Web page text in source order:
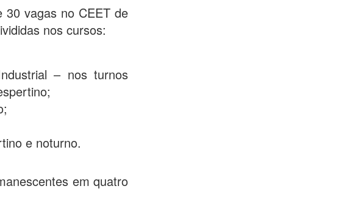
30 vagas no CEET de
nos cursos:
– nos turnos
e noturno.
em quatro